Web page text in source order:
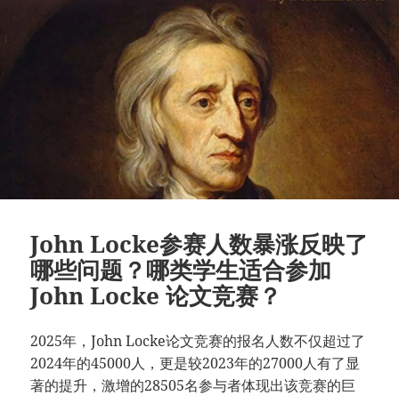
John Locke参赛人数暴涨反映了
哪些问题？哪类学生适合参加
John Locke 论文竞赛？
2025年，John Locke论文竞赛的报名人数不仅超过了
2024年的45000人，更是较2023年的27000人有了显
著的提升，激增的28505名参与者体现出该竞赛的巨